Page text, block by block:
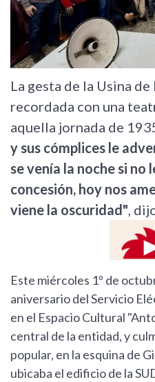
La gesta de la Usina
recordada con una
aquella jornada de
y sus cómplices le
se venía la noche si no
concesión, hoy nos
viene la oscuridad",
Este miércoles 1º de
aniversario del Servicio
en el Espacio Cultural
central de la entidad, y
popular, en la esquina de
ubicaba el edificio de la